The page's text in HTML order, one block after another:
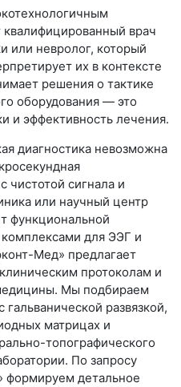
квалифицированный врач
или невролог, который
их в контексте
решения о тактике
оборудования — это
и эффективность лечения.
диагностика невозможна
чистотой сигнала и
или научный центр
функциональной
для ЭЭГ и
Мед» предлагает
протоколам и
Мы подбираем
развязкой,
матрицах и
топографического
По запросу
формируем детальное